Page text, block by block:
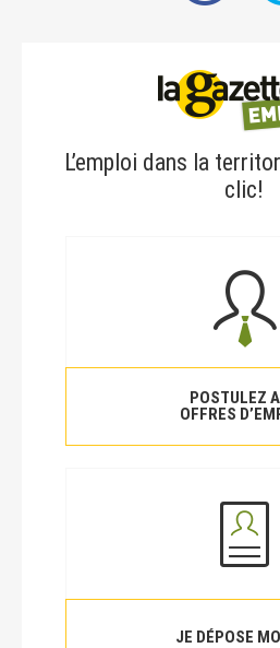
L’emploi dans la
clic!
POSTULEZ
OFFRES
JE DÉPOSE